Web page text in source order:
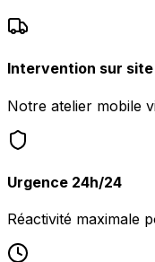
Intervention sur site
Notre atelier mobile
Urgence 24h/24
Réactivité maximale